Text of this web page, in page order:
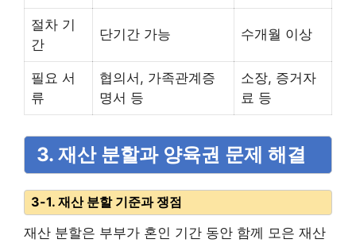
절차 기
간
단기간 가능 수개월 이상
필요 서
류
협의서, 가족관계증
명서 등
소장, 증거자
료 등
3. 재산 분할과 양육권 문제 해결
3-1. 재산 분할 기준과 쟁점
재산 분할은 부부가 혼인 기간 동안 함께 모은 재산